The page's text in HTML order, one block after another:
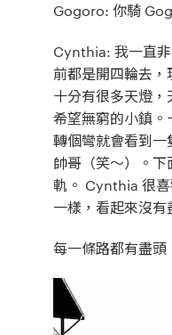
Gogoro: 你騎
Cynthia: 我一直
前都是開四輪去，
十分有很多天燈
希望無窮的小鎮
轉個彎就會看到
帥哥（笑～）。
軌。 Cynthia 很
一樣，看起來沒有
每一條路都有盡頭